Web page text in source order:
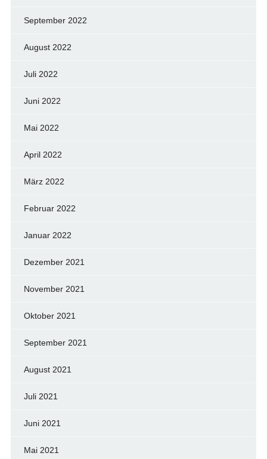
September 2022
August 2022
Juli 2022
Juni 2022
Mai 2022
April 2022
März 2022
Februar 2022
Januar 2022
Dezember 2021
November 2021
Oktober 2021
September 2021
August 2021
Juli 2021
Juni 2021
Mai 2021